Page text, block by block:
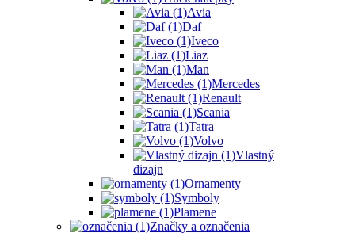
Avia
Daf
Iveco
Liaz
Man
Mercedes
Renault
Scania
Tatra
Volvo
Vlastný
dizajn
Ornamenty
Symboly
Plamene
Značky a označenia